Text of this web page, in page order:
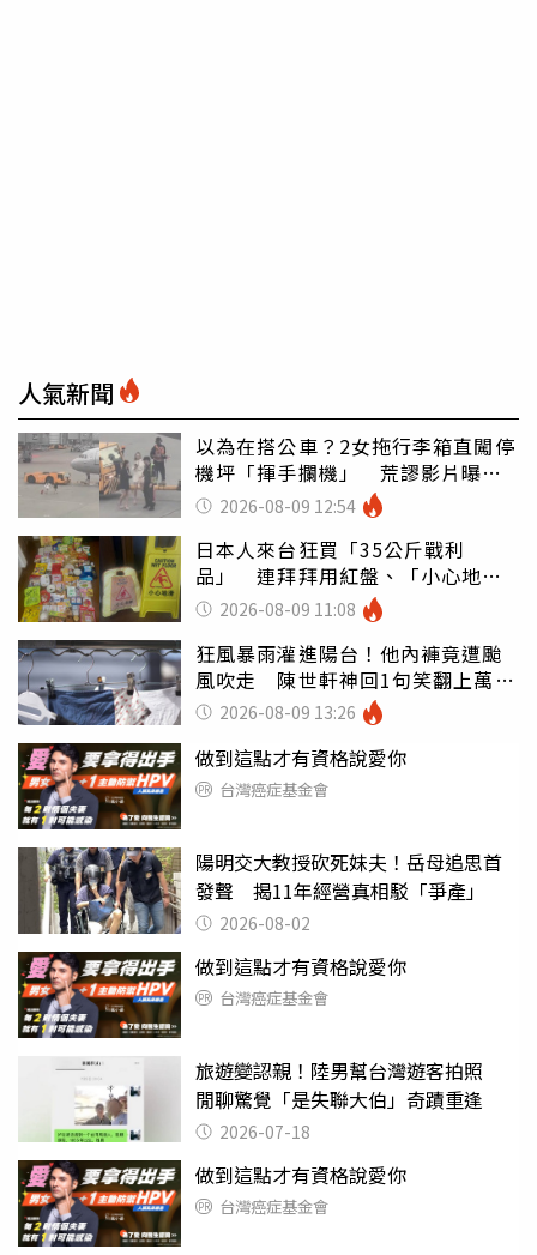
人氣新聞
以為在搭公車？2女拖行李箱直闖停
機坪「揮手攔機」 荒謬影片曝網
傻眼2026-08-09 12:54
日本人來台狂買「35公斤戰利
品」 連拜拜用紅盤、「小心地
滑」告示牌也帶回家
2026-08-09 11:08
狂風暴雨灌進陽台！他內褲竟遭颱
風吹走 陳世軒神回1句笑翻上萬網
友 2026-08-09 13:26
做到這點才有資格說愛你
台灣癌症基金會
陽明交大教授砍死妹夫！岳母追思首
發聲 揭11年經營真相駁「爭產」
2026-08-02
做到這點才有資格說愛你
台灣癌症基金會
旅遊變認親！陸男幫台灣遊客拍照
閒聊驚覺「是失聯大伯」奇蹟重逢
2026-07-18
做到這點才有資格說愛你
台灣癌症基金會